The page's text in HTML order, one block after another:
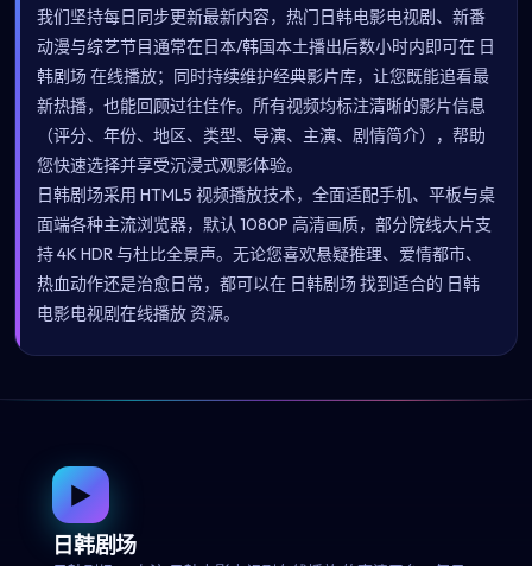
我们坚持每日同步更新最新内容，热门日韩电影电视剧、新番
动漫与综艺节目通常在日本/韩国本土播出后数小时内即可在 日
韩剧场 在线播放；同时持续维护经典影片库，让您既能追看最
新热播，也能回顾过往佳作。所有视频均标注清晰的影片信息
（评分、年份、地区、类型、导演、主演、剧情简介），帮助
您快速选择并享受沉浸式观影体验。
日韩剧场采用 HTML5 视频播放技术，全面适配手机、平板与桌
面端各种主流浏览器，默认 1080P 高清画质，部分院线大片支
持 4K HDR 与杜比全景声。无论您喜欢悬疑推理、爱情都市、
热血动作还是治愈日常，都可以在 日韩剧场 找到适合的 日韩
电影电视剧在线播放 资源。
▶
日韩剧场